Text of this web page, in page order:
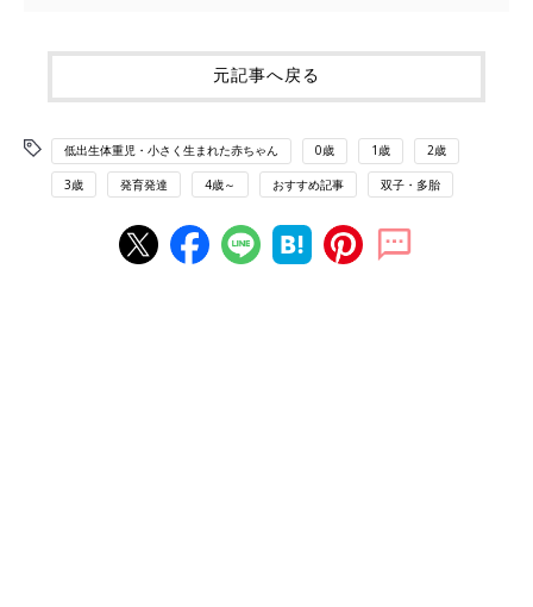
元記事へ戻る
低出生体重児・小さく生まれた赤ちゃん 0歳 1歳 2歳
3歳 発育発達 4歳～ おすすめ記事 双子・多胎